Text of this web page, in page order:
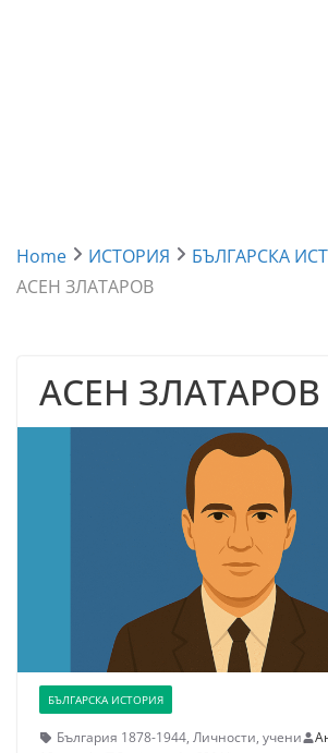
Home ИСТОРИЯ
БЪЛГАРСКА
АСЕН ЗЛАТАРОВ
АСЕН ЗЛАТАРОВ
БЪЛГАРСКА ИСТОРИЯ
България 1878-1944, Личности, учени